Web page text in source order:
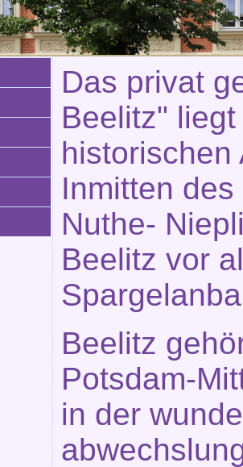
Das privat
Beelitz"
historischen
Inmitten
Nuthe-
Beelitz vor
Beelitz
Potsdam-
in der